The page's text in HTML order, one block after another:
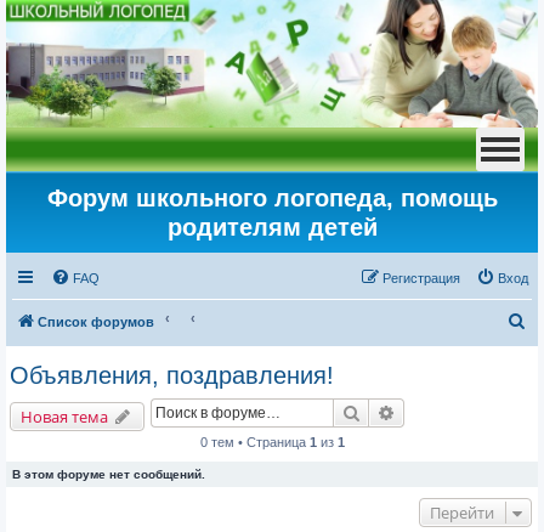
Форум школьного логопеда, помощь
родителям детей
FAQ Вход
Регистрация
Список форумов
о
Объявления, поздравления!
Новая тема Поиск
0 тем • Страница 1 из 1
В этом форуме нет сообщений.
Перейти